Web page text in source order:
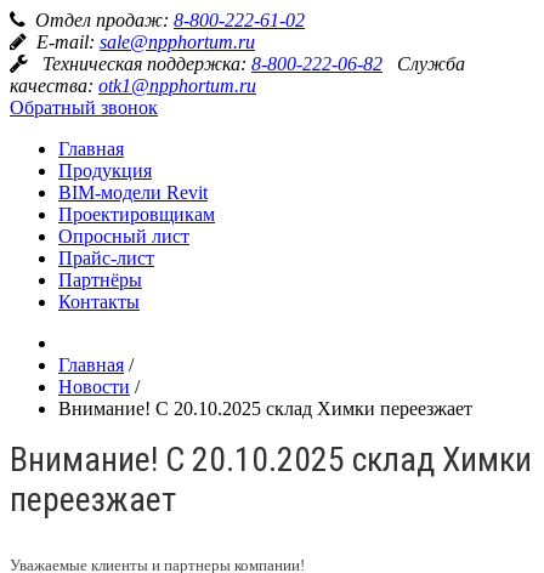
Отдел продаж: 8-800-222-61-02
E-mail: sale@npphortum.ru
Техническая поддержка: 8-800-222-06-82 Служба
качества: otk1@npphortum.ru
Обратный звонок
Главная
Продукция
BIM-модели Revit
Проектировщикам
Опросный лист
Прайс-лист
Партнёры
Контакты
Главная /
Новости /
Внимание! С 20.10.2025 склад Химки переезжает
Внимание! С 20.10.2025 склад Химки
переезжает
Уважаемые клиенты и партнеры компании!